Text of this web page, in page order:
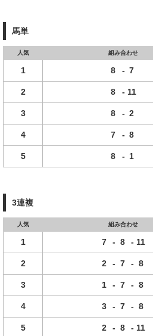
馬単
人気 組み合わせ
1 8 - 7
2 8 - 11
3 8 - 2
4 7 - 8
5 8 - 1
3連複
人気 組み合わせ
1 7 - 8 - 11
2 2 - 7 - 8
3 1 - 7 - 8
4 3 - 7 - 8
5 2 - 8 - 11